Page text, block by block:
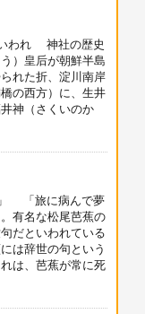
われ 神社の歴史
）皇后が朝鮮半島
れた折、淀川南岸
の西方）に、生井
神（さくいのか
「旅に病んで夢
有名な松尾芭蕉の
だといわれている
は辞世の句という
は、芭蕉が常に死